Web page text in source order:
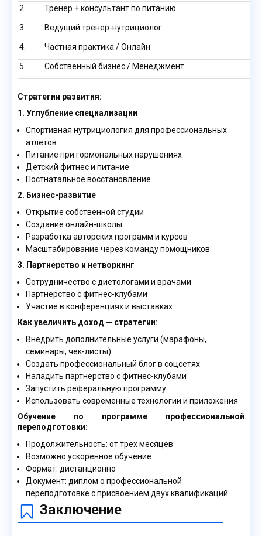
2. Тренер + консультант по питанию
3. Ведущий тренер-нутрициолог
4. Частная практика / Онлайн
5. Собственный бизнес / Менеджмент
Стратегии развития:
1. Углубление специализации
Спортивная нутрициология для профессиональных
атлетов
Питание при гормональных нарушениях
Детский фитнес и питание
Постнатальное восстановление
2. Бизнес-развитие
Открытие собственной студии
Создание онлайн-школы
Разработка авторских программ и курсов
Масштабирование через команду помощников
3. Партнерство и нетворкинг
Сотрудничество с диетологами и врачами
Партнерство с фитнес-клубами
Участие в конференциях и выставках
Как увеличить доход — стратегии:
Внедрить дополнительные услуги (марафоны,
семинары, чек-листы)
Создать профессиональный блог в соцсетях
Наладить партнерство с фитнес-клубами
Запустить реферальную программу
Использовать современные технологии и приложения
Обучение по программе профессиональной
переподготовки:
Продолжительность: от трех месяцев
Возможно ускоренное обучение
Формат: дистанционно
Документ: диплом о профессиональной
переподготовке с присвоением двух квалификаций
Заключение